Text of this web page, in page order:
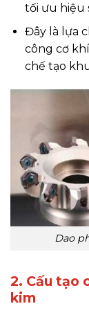
tối ưu hiệu
Đây là lựa
công cơ
chế tạo
Dao
2. Cấu tạo
kim